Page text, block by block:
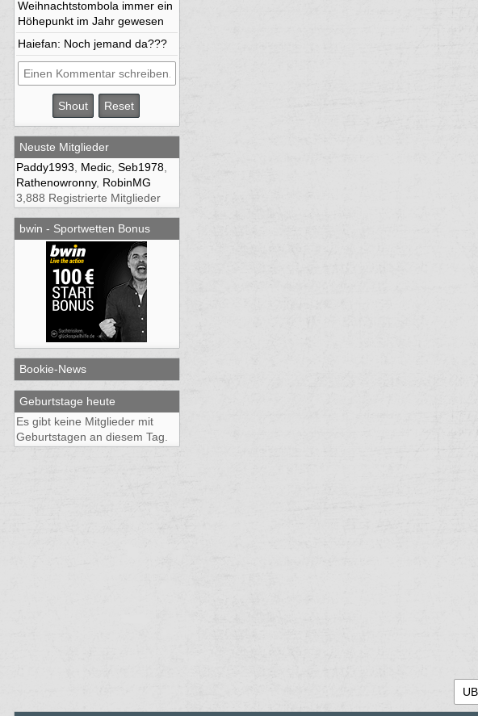
Weihnachtstombola immer ein
Höhepunkt im Jahr gewesen
Haiefan: Noch jemand da???
Neuste Mitglieder
Paddy1993
Medic, Seb1978,
Rathenowronny, RobinMG
3,888 Registrierte Mitglieder
bwin - Sportwetten Bonus
Bookie-News
Geburtstage heute
Es gibt keine Mitglieder mit
Geburtstagen an diesem Tag.